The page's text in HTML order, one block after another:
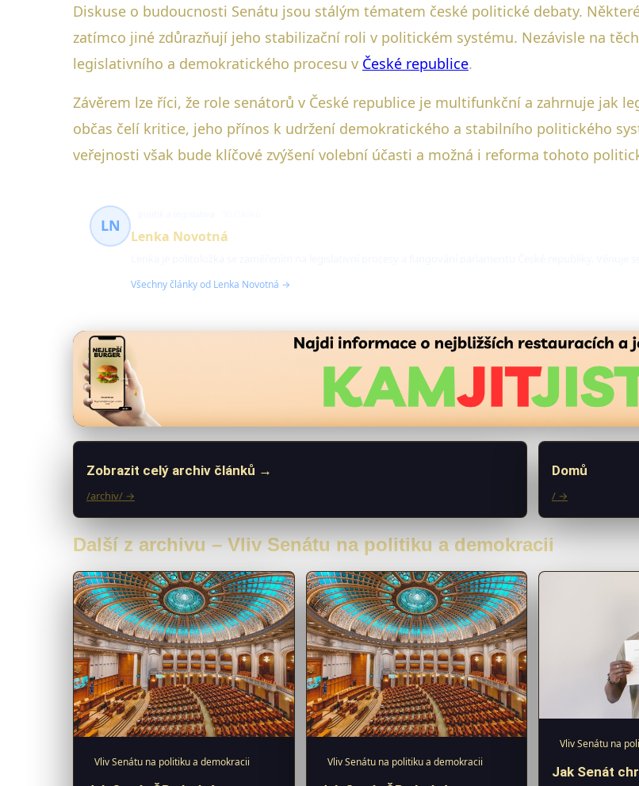
Diskuse o budoucnosti Senátu jsou stálým tématem české politické debaty.
zatímco jiné zdůrazňují jeho stabilizační roli v politickém systému. Nezávisle na
legislativního a demokratického procesu v České republice.
Závěrem lze říci, že role senátorů v České republice je multifunkční a zahrnuje jak
občas čelí kritice, jeho přínos k udržení demokratického a stabilního politického
veřejnosti však bude klíčové zvýšení volební účasti a možná i reforma tohoto
LN
Lenka Novotná
Všechny články od Lenka Novotná →
Zobrazit celý archiv článků →
/archiv/ →
Domů
/ →
Další z archivu – Vliv Senátu na politiku a demokracii
Vliv Senátu na politiku a demokracii Vliv Senátu na politiku a demokracii
Vliv Senátu na
Jak Senát